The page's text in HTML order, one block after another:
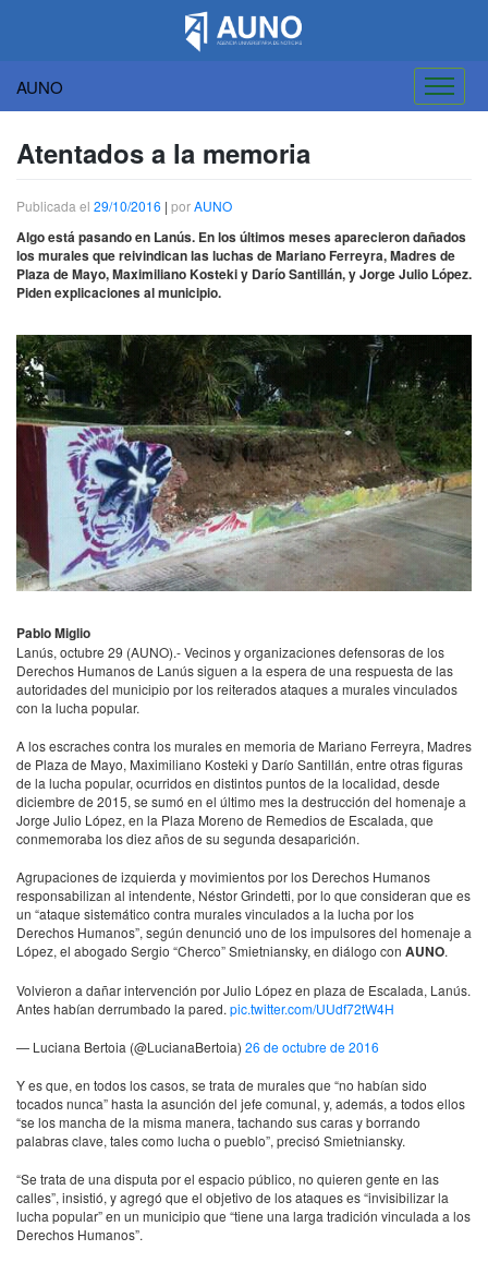
AUNO
contenido
Atentados a la memoria
Publicada el 29/10/2016 | porAUNO
Algo está pasando en Lanús. En los últimos meses aparecieron dañados
los murales que reivindican las luchas de Mariano Ferreyra, Madres de
Plaza de Mayo, Maximiliano Kosteki y Darío Santillán, y Jorge Julio López.
Piden explicaciones al municipio.
Pablo Miglio
Lanús, octubre 29 (AUNO).- Vecinos y organizaciones defensoras de los
Derechos Humanos de Lanús siguen a la espera de una respuesta de las
autoridades del municipio por los reiterados ataques a murales vinculados
con la lucha popular.
A los escraches contra los murales en memoria de Mariano Ferreyra, Madres
de Plaza de Mayo, Maximiliano Kosteki y Darío Santillán, entre otras figuras
de la lucha popular, ocurridos en distintos puntos de la localidad, desde
diciembre de 2015, se sumó en el último mes la destrucción del homenaje a
Jorge Julio López, en la Plaza Moreno de Remedios de Escalada, que
conmemoraba los diez años de su segunda desaparición.
Agrupaciones de izquierda y movimientos por los Derechos Humanos
responsabilizan al intendente, Néstor Grindetti, por lo que consideran que es
un “ataque sistemático contra murales vinculados a la lucha por los
Derechos Humanos”, según denunció uno de los impulsores del homenaje a
López, el abogado Sergio “Cherco” Smietniansky, en diálogo con AUNO.
Volvieron a dañar intervención por Julio López en plaza de Escalada, Lanús.
Antes habían derrumbado la pared. pic.twitter.com/UUdf72tW4H
— Luciana Bertoia (@LucianaBertoia) 26 de octubre de 2016
Y es que, en todos los casos, se trata de murales que “no habían sido
tocados nunca” hasta la asunción del jefe comunal, y, además, a todos ellos
“se los mancha de la misma manera, tachando sus caras y borrando
palabras clave, tales como lucha o pueblo”, precisó Smietniansky.
“Se trata de una disputa por el espacio público, no quieren gente en las
calles”, insistió, y agregó que el objetivo de los ataques es “invisibilizar la
lucha popular” en un municipio que “tiene una larga tradición vinculada a los
Derechos Humanos”.